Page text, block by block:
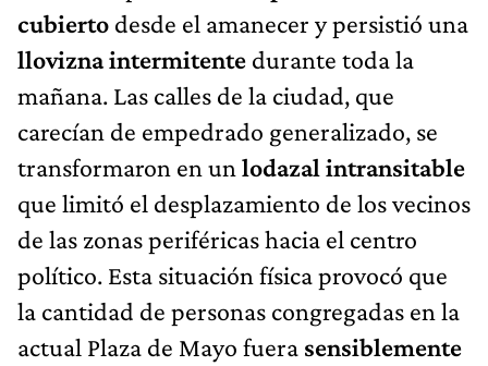
cubierto desde el amanecer y persistió una
llovizna intermitente durante toda la
mañana. Las calles de la ciudad, que
carecían de empedrado generalizado, se
transformaron en un lodazal intransitable
que limitó el desplazamiento de los vecinos
de las zonas periféricas hacia el centro
político. Esta situación física provocó que
la cantidad de personas congregadas en la
actual Plaza de Mayo fuera sensiblemente